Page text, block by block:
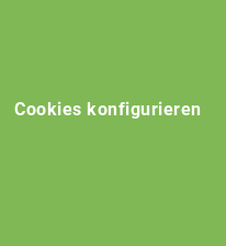
Cookies konfigurieren